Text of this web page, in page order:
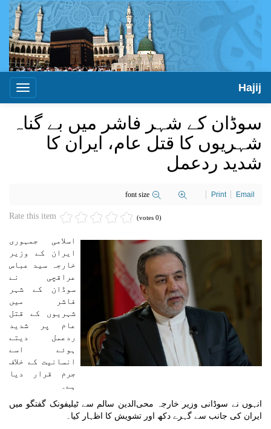
Toggle
Hajij
سوڈان کے شہر فاشر میں بے گناہ
شہریوں کا قتل عام، ایران کا
شدید ردعمل
font size Print Email
Rate this item (0 votes)
اسلامی جمہوری
ایران کے وزیر
خارجہ سید عباس
عراقچی نے
سوڈان کے شہر
فاشر میں
شہریوں کے قتل
عام پر شدید
ردعمل دیتے
ہوئے اسے
انسانیت کے خلاف
جرم قرار دیا
ہے۔
انہوں نے سوڈانی وزیر خارجہ محی‌الدین سالم سے ٹیلیفونک گفتگو میں
ایران کی جانب سے گہرے دکھ اور تشویش کا اظہار کیا۔